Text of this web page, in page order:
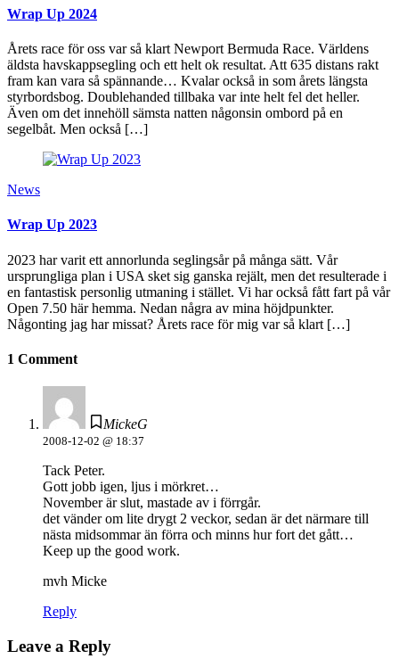
Wrap Up 2024
Årets race för oss var så klart Newport Bermuda Race. Världens
äldsta havskappsegling och ett helt ok resultat. Att 635 distans rakt
fram kan vara så spännande… Kvalar också in som årets längsta
styrbordsbog. Doublehanded tillbaka var inte helt fel det heller.
Även om det innehöll sämsta natten någonsin ombord på en
segelbåt. Men också […]
News
Wrap Up 2023
2023 har varit ett annorlunda seglingsår på många sätt. Vår
ursprungliga plan i USA sket sig ganska rejält, men det resulterade i
en fantastisk personlig utmaning i stället. Vi har också fått fart på vår
Open 7.50 här hemma. Nedan några av mina höjdpunkter.
Någonting jag har missat? Årets race för mig var så klart […]
1 Comment
MickeG
2008-12-02 @ 18:37
Tack Peter.
Gott jobb igen, ljus i mörkret…
November är slut, mastade av i förrgår.
det vänder om lite drygt 2 veckor, sedan är det närmare till
nästa midsommar än förra och minns hur fort det gått…
Keep up the good work.
mvh Micke
Reply
Leave a Reply